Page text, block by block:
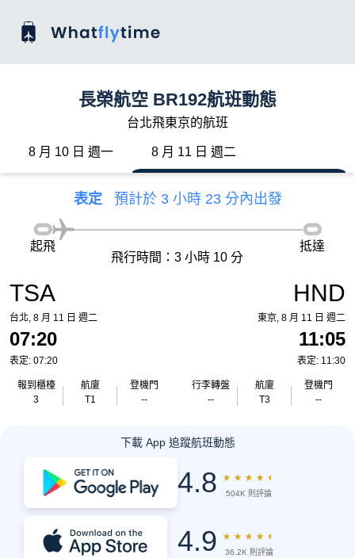
長榮航空 BR192航班動態
台北飛東京的航班
8 月 10 日 週一 8 月 11 日 週二
表定 預計於 3 小時 23 分內出發
TSA
台北, 8 月 11 日 週二
07:20
表定: 07:20
報到櫃檯
3
航廈
T1
登機門
--
起飛
飛行時間：3 小時 10 分
抵達
HND
東京, 8 月 11 日 週二
11:05
表定: 11:30
行李轉盤
--
航廈
T3
登機門
--
下載 App 追蹤航班動態
4.8 ★ ★ ★ ★ ★
504K 則評論
4.9 ★ ★ ★ ★ ★
36.2K 則評論